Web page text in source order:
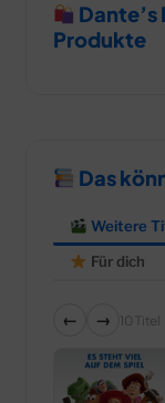
Dante’s
Produkte
Das
Weitere
Für dich
← → 10 Titel